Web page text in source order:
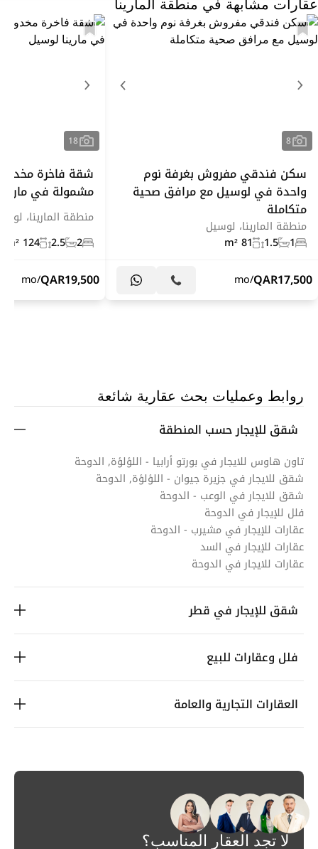
عقارات مشابهة في منطقة المارينا
8
سكن فندقي مفروش بغرفة نوم
واحدة في لوسيل مع مرافق صحية
متكاملة
منطقة المارينا، لوسيل
1
1.5
81 m²
17,500
QAR
/mo
18
شقة فاخرة
مشمولة في
منطقة المارينا،
2
2.5
124 m²
19,500
QAR
/mo
روابط وعمليات بحث عقارية شائعة
شقق للإيجار حسب المنطقة
تاون هاوس للايجار في بورتو أرابيا - اللؤلؤة, الدوحة
شقق للايجار في جزيرة جيوان - اللؤلؤة, الدوحة
شقق للايجار في الوعب - الدوحة
فلل للإيجار في الدوحة
عقارات للإيجار في مشيرب - الدوحة
عقارات للإيجار في السد
عقارات للايجار في الدوحة
شقق للإيجار في قطر
فلل وعقارات للبيع
العقارات التجارية والعامة
لا تجد العقار المناسب؟